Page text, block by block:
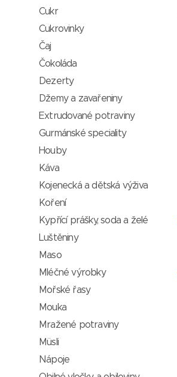
Cukr
Cukrovinky
Čaj
Čokoláda
Dezerty
Džemy a zavařeniny
Extrudované potraviny
Gurmánské speciality
Houby
Káva
Kojenecká a dětská výživa
Koření
Kypřící prášky, soda a želé
Luštěniny
Maso
Mléčné výrobky
Mořské řasy
Mouka
Mražené potraviny
Müsli
Nápoje